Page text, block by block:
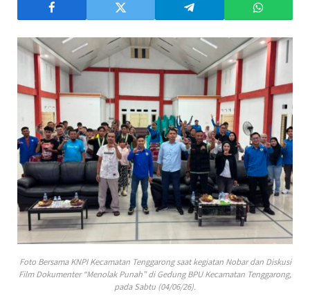
Foto Bersama KNPI Kecamatan Tenggarong saat kegiatan Nobar dan Diskusi
Film Dokumenter “Menolak Punah” di Gedung BPU Kecamatan Tenggarong,
pada Sabtu (04/06/26).